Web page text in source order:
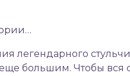
легендарного
большим. Чтобы вся